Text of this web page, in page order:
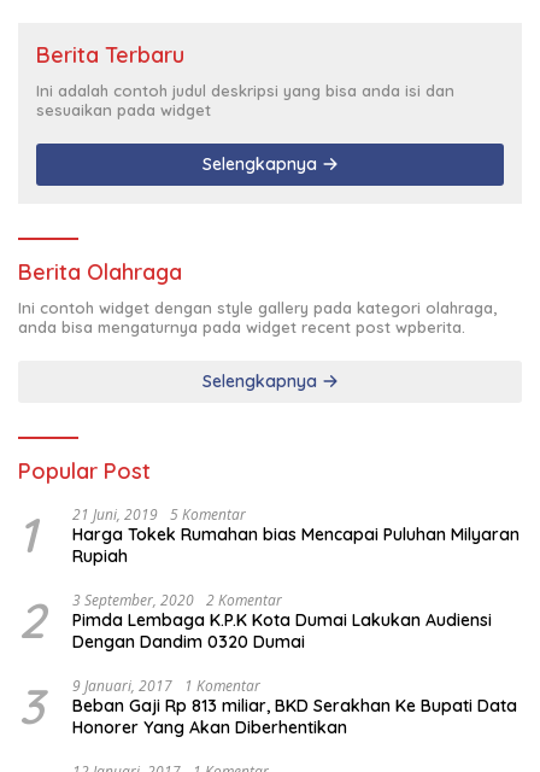
Berita Terbaru
Ini adalah contoh judul deskripsi yang bisa anda isi dan
sesuaikan pada widget
Selengkapnya
Berita Olahraga
Ini contoh widget dengan style gallery pada kategori olahraga,
anda bisa mengaturnya pada widget recent post wpberita.
Selengkapnya
Popular Post
1 21 Juni, 2019 5 Komentar
Harga Tokek Rumahan bias Mencapai Puluhan Milyaran
Rupiah
2 3 September, 2020 2 Komentar
Pimda Lembaga K.P.K Kota Dumai Lakukan Audiensi
Dengan Dandim 0320 Dumai
3 9 Januari, 2017 1 Komentar
Beban Gaji Rp 813 miliar, BKD Serakhan Ke Bupati Data
Honorer Yang Akan Diberhentikan